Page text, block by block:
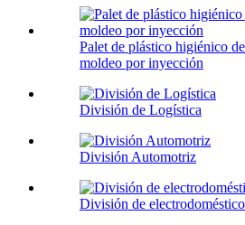
Palet de plástico higiénico
moldeo por inyección
División de Logística
División Automotriz
División de